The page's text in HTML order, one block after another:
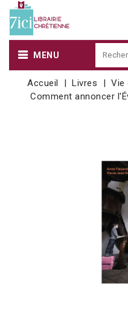
MENU
Accueil Livres Vie
Comment annoncer